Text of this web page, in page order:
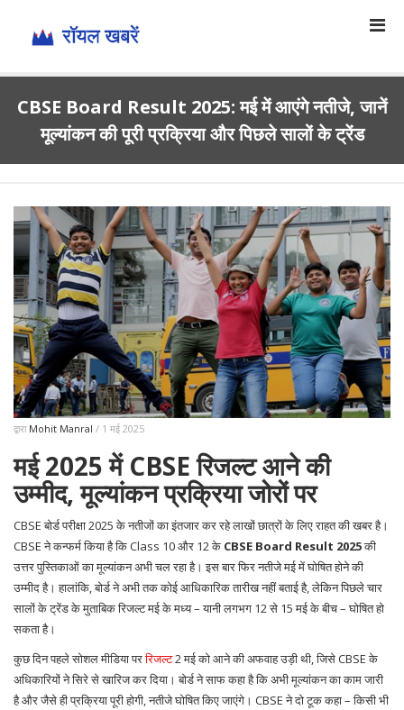
CBSE Board Result 2025: मई में आएंगे नतीजे, जानें
मूल्यांकन की पूरी प्रक्रिया और पिछले सालों के ट्रेंड
द्वारा Mohit Manral / 1 मई 2025
मई 2025 में CBSE रिजल्ट आने की
उम्मीद, मूल्यांकन प्रक्रिया जोरों पर
CBSE बोर्ड परीक्षा 2025 के नतीजों का इंतजार कर रहे लाखों छात्रों के लिए राहत की खबर है।
CBSE ने कन्‍फर्म किया है कि Class 10 और 12 के CBSE Board Result 2025की
उत्तर पुस्तिकाओं का मूल्यांकन अभी चल रहा है। इस बार फिर नतीजे मई में घोषित होने की
उम्मीद है। हालांकि, बोर्ड ने अभी तक कोई आधिकारिक तारीख नहीं बताई है, लेकिन पिछले चार
सालों के ट्रेंड के मुताबिक रिजल्ट मई के मध्य – यानी लगभग 12 से 15 मई के बीच – घोषित हो
सकता है।
कुछ दिन पहले सोशल मीडिया पररिजल्ट2 मई को आने की अफवाह उड़ी थी, जिसे CBSE के
अधिकारियों ने सिरे से खारिज कर दिया। बोर्ड ने साफ कहा है कि अभी मूल्यांकन का काम जारी
है और जैसे ही प्रक्रिया पूरी होगी, नतीजे घोषित किए जाएंगे। CBSE ने दो टूक कहा – किसी भी